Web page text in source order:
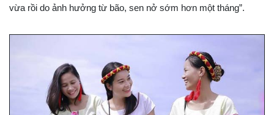
vừa rồi do ảnh hưởng từ bão, sen nở sớm hơn một tháng”.